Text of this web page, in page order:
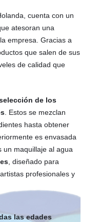
cuenta con un
atesoran una
empresa. Gracias a
que salen de sus
de calidad que
de los
. Estos se mezclan
hasta obtener
es envasada
un maquillaje al agua
, diseñado para
profesionales y
las edades